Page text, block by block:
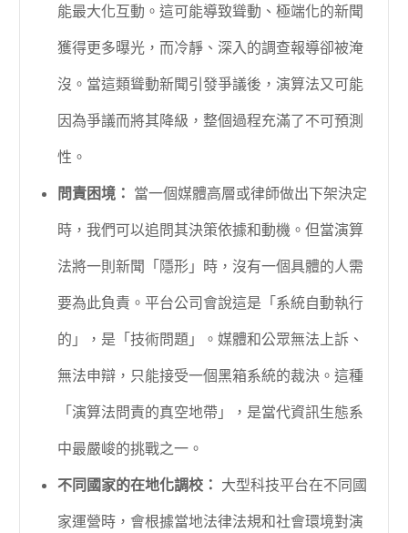
能最大化互動。這可能導致聳動、極端化的新聞
獲得更多曝光，而冷靜、深入的調查報導卻被淹
沒。當這類聳動新聞引發爭議後，演算法又可能
因為爭議而將其降級，整個過程充滿了不可預測
性。
問責困境： 當一個媒體高層或律師做出下架決定
時，我們可以追問其決策依據和動機。但當演算
法將一則新聞「隱形」時，沒有一個具體的人需
要為此負責。平台公司會說這是「系統自動執行
的」，是「技術問題」。媒體和公眾無法上訴、
無法申辯，只能接受一個黑箱系統的裁決。這種
「演算法問責的真空地帶」，是當代資訊生態系
中最嚴峻的挑戰之一。
不同國家的在地化調校： 大型科技平台在不同國
家運營時，會根據當地法律法規和社會環境對演